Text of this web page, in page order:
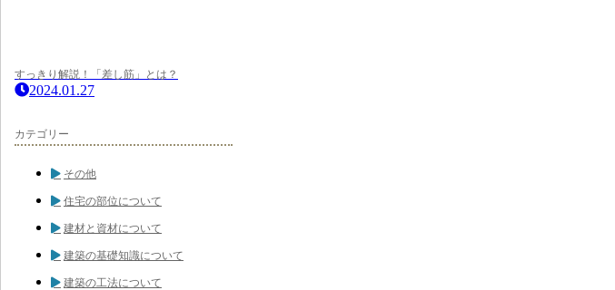
すっきり解説！「差し筋」とは？
2024.01.27
カテゴリー
その他
住宅の部位について
建材と資材について
建築の基礎知識について
建築の工法について